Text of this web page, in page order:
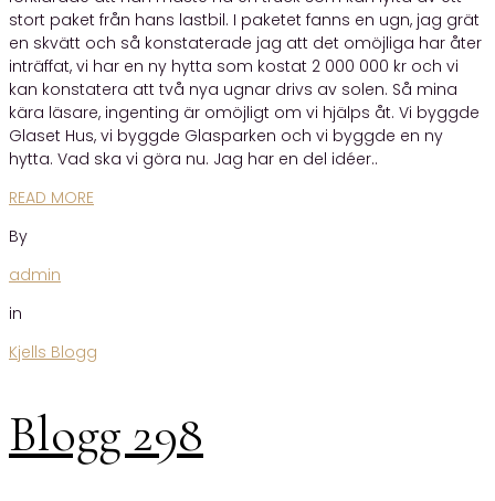
stort paket från hans lastbil. I paketet fanns en ugn, jag grät
en skvätt och så konstaterade jag att det omöjliga har åter
inträffat, vi har en ny hytta som kostat 2 000 000 kr och vi
kan konstatera att två nya ugnar drivs av solen. Så mina
kära läsare, ingenting är omöjligt om vi hjälps åt. Vi byggde
Glaset Hus, vi byggde Glasparken och vi byggde en ny
hytta. Vad ska vi göra nu. Jag har en del idéer..
READ MORE
By
admin
in
Kjells Blogg
Blogg 298